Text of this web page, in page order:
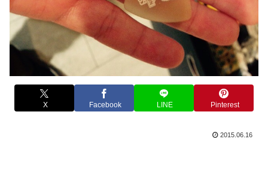
X Facebook LINE Pinterest
2015.06.16